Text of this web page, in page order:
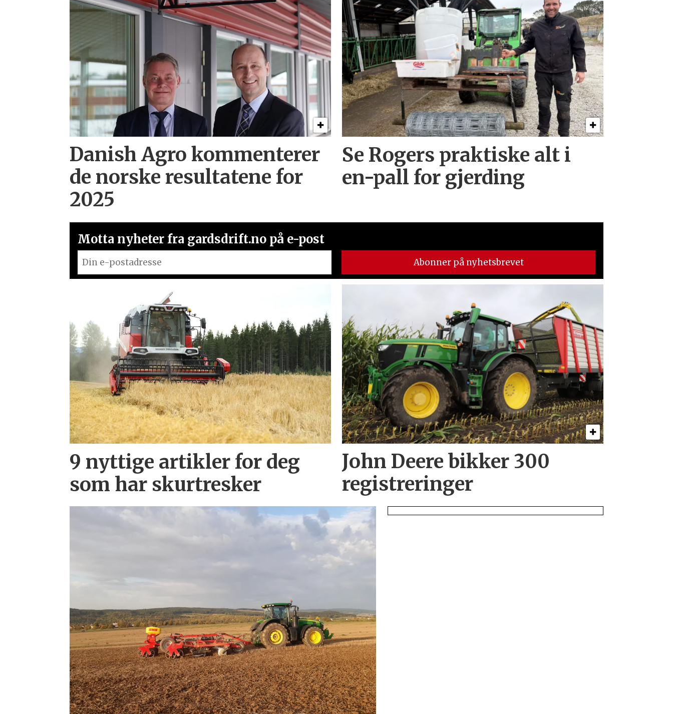
Danish Agro kommenterer
de norske resultatene for
2025
Se Rogers praktiske alt i
en-pall for gjerding
Motta nyheter fra gardsdrift.no på e-post
9 nyttige artikler for deg
som har skurtresker
John Deere bikker 300
registreringer